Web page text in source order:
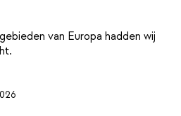
van Europa hadden wij